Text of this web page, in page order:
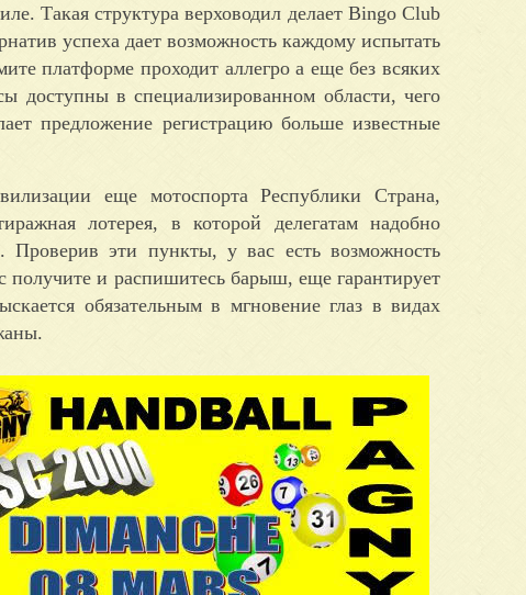
Такая структура верховодил делает Bingo Club
успеха дает возможность каждому испытать
платформе проходит аллегро а еще без всяких
доступны в специализированном области, чего
предложение регистрацию больше известные
еще мотоспорта Республики Страна,
лотерея, в которой делегатам надобно
Проверив эти пункты, у вас есть возможность
и распишитесь барыш, еще гарантирует
обязательным в мгновение глаз в видах